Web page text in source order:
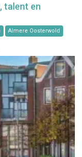
talent en
Almere Oosterwold